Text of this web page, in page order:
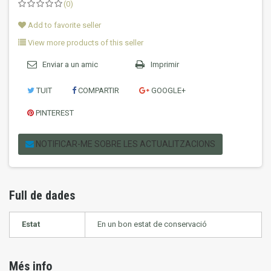
(0)
Add to favorite seller
View more products of this seller
Enviar a un amic Imprimir
TUIT COMPARTIR GOOGLE+
PINTEREST
NOTIFICAR-ME SOBRE LES ACTUALITZACIONS
Full de dades
Estat En un bon estat de conservació
Més info